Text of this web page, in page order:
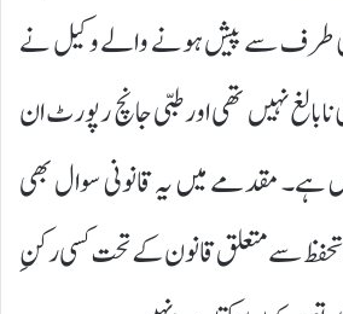
طرف سے پیش ہونے والے وکیل نے
نابالغ نہیں تھی اور طبی جانچ رپورٹ ان
مقدمے میں یہ قانونی سوال بھی
تحفظ سے متعلق قانون کے تحت کسی رکنِ